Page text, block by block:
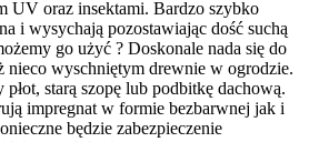
UV oraz insektami. Bardzo szybko
i wysychają pozostawiając dość suchą
go użyć ? Doskonale nada się do
nieco wyschniętym drewnie w ogrodzie.
starą szopę lub podbitkę dachową.
impregnat w formie bezbarwnej jak i
będzie zabezpieczenie